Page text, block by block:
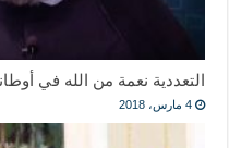
التعددية نعمة من الله في
4 مارس، 2018